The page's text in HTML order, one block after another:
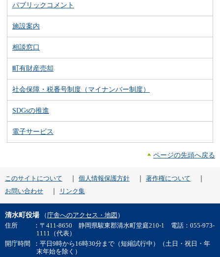
パブリックコメント
施設案内
相談窓口
町有財産売却
社会保障・税番号制度（マイナンバー制度）
SDGsの推進
電子サービス
ページの先頭へ戻る
このサイトについて｜ 個人情報保護方針｜ 著作権について｜
お問い合わせ｜ リンク集
清水町役場（ 庁舎へのアクセス・地図 ）
住所
：〒411-8650 静岡県駿東郡清水町堂庭210-1 電話：055-973-
1111（代表）
開庁時間
：平日9時から16時30分まで（短縮試行中）（土日・祝日・年
末年始を除く）